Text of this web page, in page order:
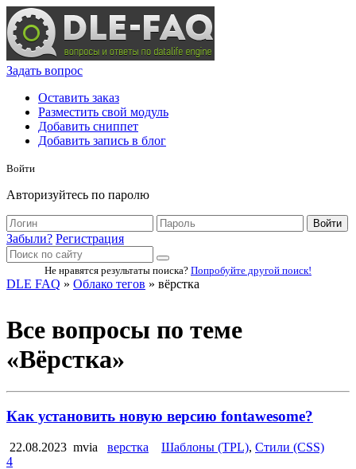
Задать вопрос
Оставить заказ
Разместить свой модуль
Добавить сниппет
Добавить запись в блог
Войти
Авторизуйтесь по паролю
Войти
Забыли? Регистрация
Не нравятся результаты поиска? Попробуйте другой поиск!
DLE FAQ » Облако тегов » вёрстка
Все вопросы по теме
«Вёрстка»
Как установить новую версию fontawesome?
22.08.2023 mvia верстка Шаблоны (TPL), Стили (CSS)
4